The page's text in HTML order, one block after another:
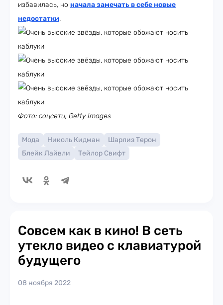
избавилась, но начала замечать в себе новые
недостатки.
Фото: соцсети, Getty Images
Мода Николь Кидман
Шарлиз Терон
Блейк Лайвли
Тейлор Свифт
Совсем как в кино! В сеть
утекло видео с клавиатурой
будущего
08 ноября 2022